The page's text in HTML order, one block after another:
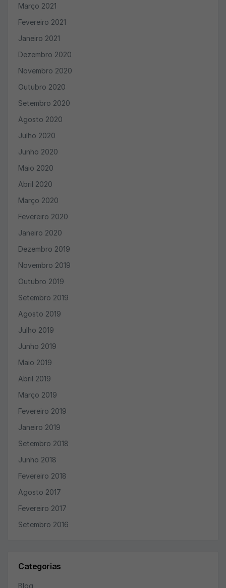
Março 2021
Fevereiro 2021
Janeiro 2021
Dezembro 2020
Novembro 2020
Outubro 2020
Setembro 2020
Agosto 2020
Julho 2020
Junho 2020
Maio 2020
Abril 2020
Março 2020
Fevereiro 2020
Janeiro 2020
Dezembro 2019
Novembro 2019
Outubro 2019
Setembro 2019
Agosto 2019
Julho 2019
Junho 2019
Maio 2019
Abril 2019
Março 2019
Fevereiro 2019
Janeiro 2019
Setembro 2018
Junho 2018
Fevereiro 2018
Agosto 2017
Fevereiro 2017
Setembro 2016
Categorias
Blog